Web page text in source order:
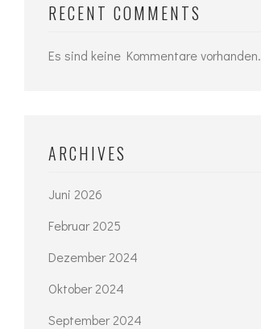
RECENT COMMENTS
Es sind keine Kommentare vorhanden.
ARCHIVES
Juni 2026
Februar 2025
Dezember 2024
Oktober 2024
September 2024